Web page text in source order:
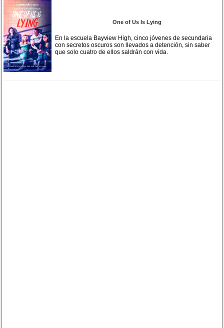
One of Us Is Lying
En la escuela Bayview High, cinco jóvenes de secundaria
con secretos oscuros son llevados a detención, sin saber
que solo cuatro de ellos saldrán con vida.